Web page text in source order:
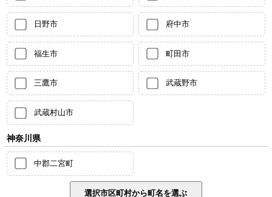
日野市 府中市
福生市 町田市
三鷹市 武蔵野市
武蔵村山市
神奈川県
中郡二宮町